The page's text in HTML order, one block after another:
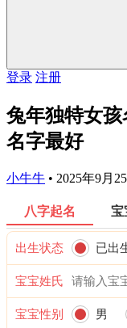
登录 注册
兔年独特女
名字最好
小牛牛 • 2025年9月
八字起名 宝
出生状态 已出
宝宝姓氏
宝宝性别 男